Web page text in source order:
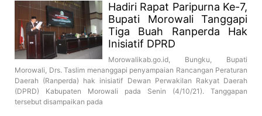
Hadiri Rapat Paripurna Ke-7,
Bupati Morowali Tanggapi
Tiga Buah Ranperda Hak
Inisiatif DPRD
Morowalikab.go.id, Bungku, Bupati
Morowali, Drs. Taslim menanggapi penyampaian Rancangan Peraturan
Daerah (Ranperda) hak inisiatif Dewan Perwakilan Rakyat Daerah
(DPRD) Kabupaten Morowali pada Senin (4/10/21). Tanggapan
tersebut disampaikan pada